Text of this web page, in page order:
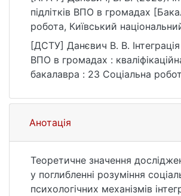
підлітків ВПО в громадах
робота, Київський
університет імені Тараса
eKNUTSHIR.
https://ir.library.knu.ua/handle/
[ДСТУ] Данєвич В. В. Інтеграція
ВПО в громадах :
бакалавра : 23 Соціальна
https://ir.library.knu.ua/handle/
3 (дата звернення: 25.07.2026).
Анотація
Теоретичне значення
у поглибленні розуміння
психологічних механізмів